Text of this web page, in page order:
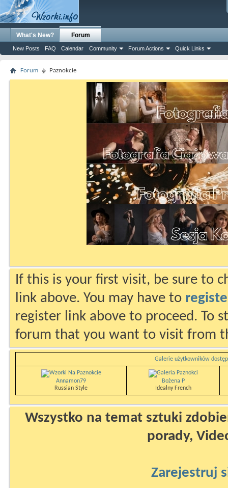
What's New? Forum
New Posts FAQ Calendar Community Forum Actions Quick Links
Forum Paznokcie
If this is your first visit, be sure to
link above. You may have to
register link above to proceed. To
forum that you want to visit from
Galerie użytkowników
Annamon79
Russian Style
Bożena P
Idealny French
Wszystko na temat sztuki
porady,
Zarejestruj